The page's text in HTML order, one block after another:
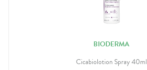
BIODERMA
Cicabiolotion Spray 40ml